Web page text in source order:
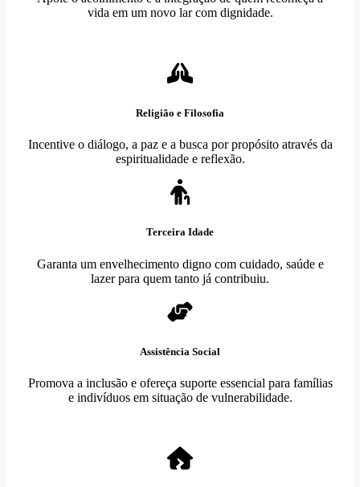
vida em um novo lar com dignidade.
Religião e Filosofia
Incentive o diálogo, a paz e a busca por propósito através da
espiritualidade e reflexão.
Terceira Idade
Garanta um envelhecimento digno com cuidado, saúde e
lazer para quem tanto já contribuiu.
Assistência Social
Promova a inclusão e ofereça suporte essencial para famílias
e indivíduos em situação de vulnerabilidade.